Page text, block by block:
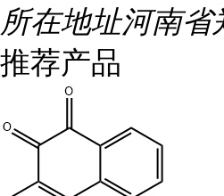
所在地址河南省
推荐产品